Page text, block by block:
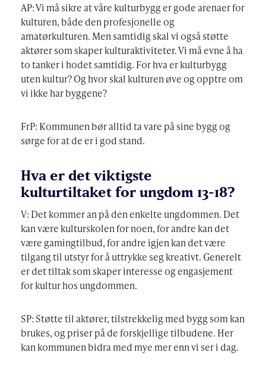
AP: Vi må sikre at våre kulturbygg er gode arenaer for
kulturen, både den profesjonelle og
amatørkulturen. Men samtidig skal vi også støtte
aktører som skaper kulturaktiviteter. Vi må evne å ha
to tanker i hodet samtidig. For hva er kulturbygg
uten kultur? Og hvor skal kulturen øve og opptre om
vi ikke har byggene?
FrP: Kommunen bør alltid ta vare på sine bygg og
sørge for at de er i god stand.
Hva er det viktigste
kulturtiltaket for ungdom 13-18?
V: Det kommer an på den enkelte ungdommen. Det
kan være kulturskolen for noen, for andre kan det
være gamingtilbud, for andre igjen kan det være
tilgang til utstyr for å uttrykke seg kreativt. Generelt
er det tiltak som skaper interesse og engasjement
for kultur hos ungdommen.
SP: Støtte til aktører, tilstrekkelig med bygg som kan
brukes, og priser på de forskjellige tilbudene. Her
kan kommunen bidra med mye mer enn vi ser i dag.